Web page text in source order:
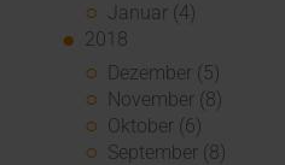
Januar (4)
2018
Dezember (5)
November (8)
Oktober (6)
September (8)